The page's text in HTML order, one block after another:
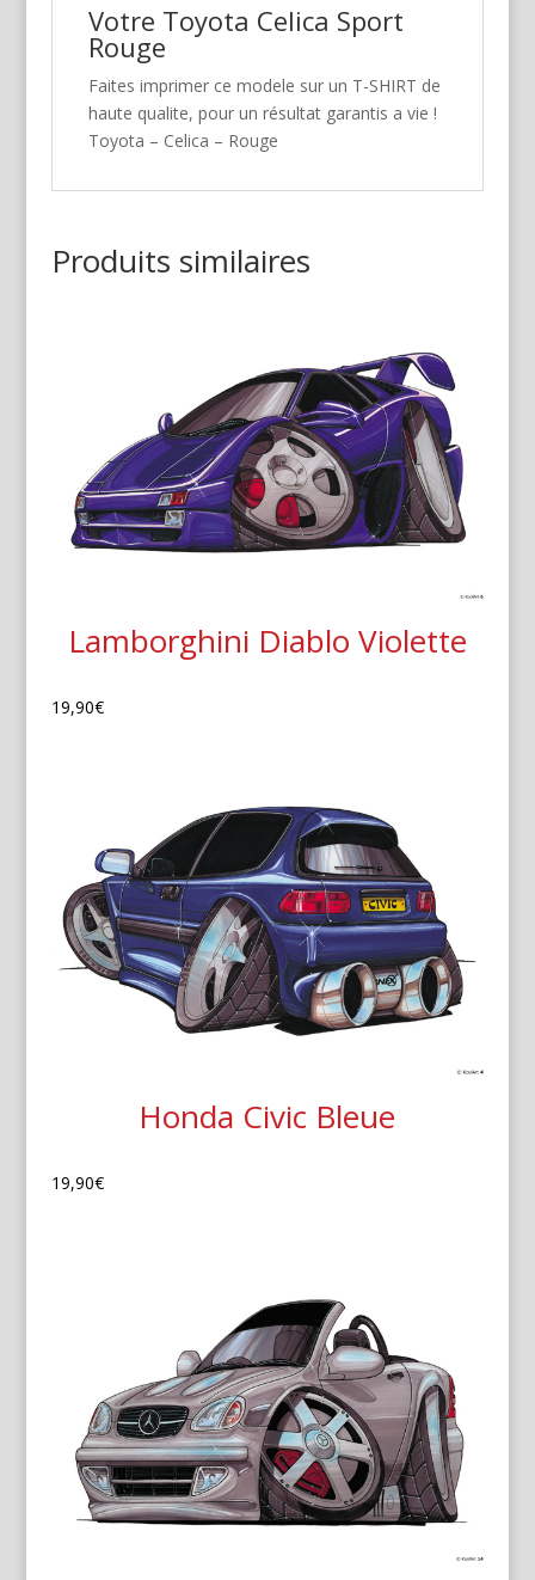
Votre Toyota Celica Sport
Rouge
Faites imprimer ce modele sur un T-SHIRT de
haute qualite, pour un résultat garantis a vie !
Toyota – Celica – Rouge
Produits similaires
Lamborghini Diablo Violette
19,90€
Honda Civic Bleue
19,90€